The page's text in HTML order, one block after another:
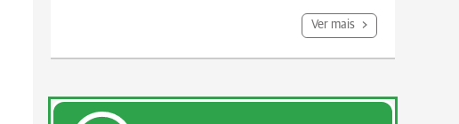
Ver mais